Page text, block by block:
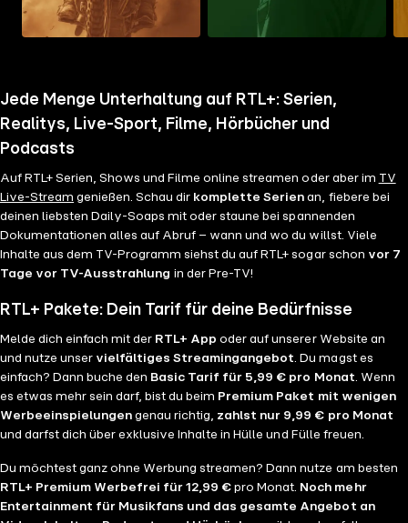
Jede Menge Unterhaltung auf RTL+: Serien,
Realitys, Live-Sport, Filme, Hörbücher und
Podcasts
Auf RTL+ Serien, Shows und Filme online streamen oder aber im TV
Live-Stream genießen. Schau dir komplette Serien an, fiebere bei
deinen liebsten Daily-Soaps mit oder staune bei spannenden
Dokumentationen alles auf Abruf – wann und wo du willst. Viele
Inhalte aus dem TV-Programm siehst du auf RTL+ sogar schon vor 7
Tage vor TV-Ausstrahlung in der Pre-TV!
RTL+ Pakete: Dein Tarif für deine Bedürfnisse
Melde dich einfach mit der RTL+ App oder auf unserer Website an
und nutze unser vielfältiges Streamingangebot. Du magst es
einfach? Dann buche den Basic Tarif für 5,99 € pro Monat. Wenn
es etwas mehr sein darf, bist du beim Premium Paket mit wenigen
Werbeeinspielungen genau richtig, zahlst nur 9,99 € pro Monat
und darfst dich über exklusive Inhalte in Hülle und Fülle freuen.
Du möchtest ganz ohne Werbung streamen? Dann nutze am besten
RTL+ Premium Werbefrei für 12,99 € pro Monat. Noch mehr
Entertainment für Musikfans und das gesamte Angebot an